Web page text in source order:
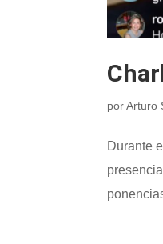
porArturo
Durante